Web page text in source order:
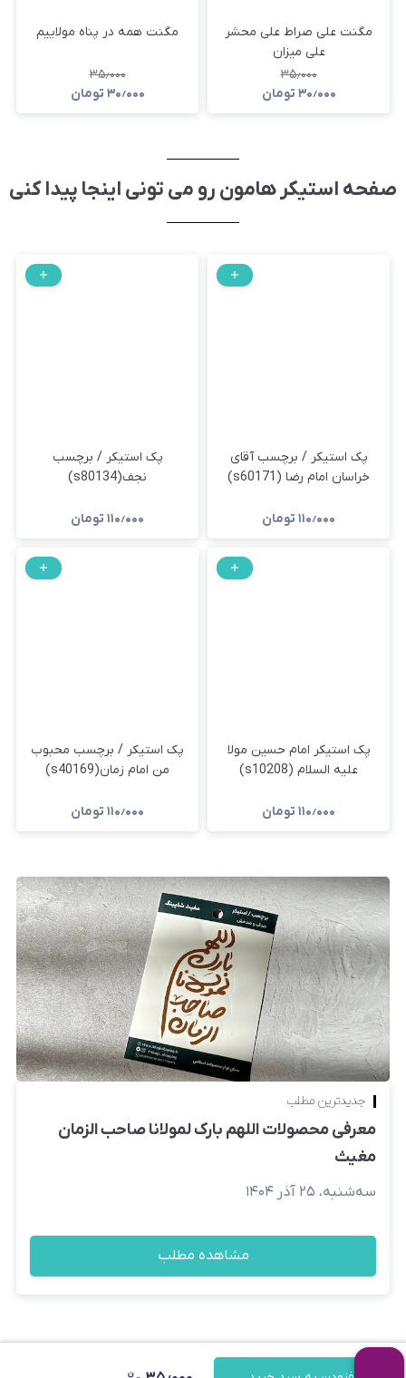
مگنت علی صراط علی محشر
علی میزان
۳۵٫۰۰۰
۳۰٫۰۰۰ تومان
مگنت همه در پناه مولاییم
۳۵٫۰۰۰
۳۰٫۰۰۰ تومان
صفحه استیکر هامون رو می تونی اینجا پیدا کنی
پک استیکر / برچسب آقای
خراسان امام رضا (s60171)
۱۱۰٫۰۰۰ تومان
پک استیکر / برچسب
نجف(s80134)
۱۱۰٫۰۰۰ تومان
پک استیکر امام حسین مولا
علیه السلام (s10208)
۱۱۰٫۰۰۰ تومان
پک استیکر / برچسب محبوب
من امام زمان(s40169)
۱۱۰٫۰۰۰ تومان
جدیدترین مطلب
معرفی محصولات اللهم بارک لمولانا صاحب الزمان
مغیث
سه‌شنبه، ۲۵ آذر ۱۴۰۴
مشاهده مطلب